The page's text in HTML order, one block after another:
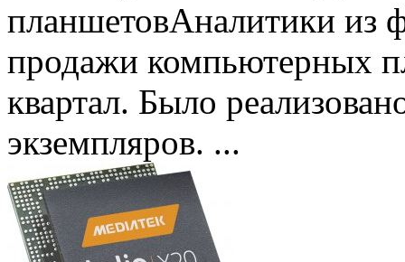
планшетовАналитики из
продажи компьютерных
квартал. Было
экземпляров. ...